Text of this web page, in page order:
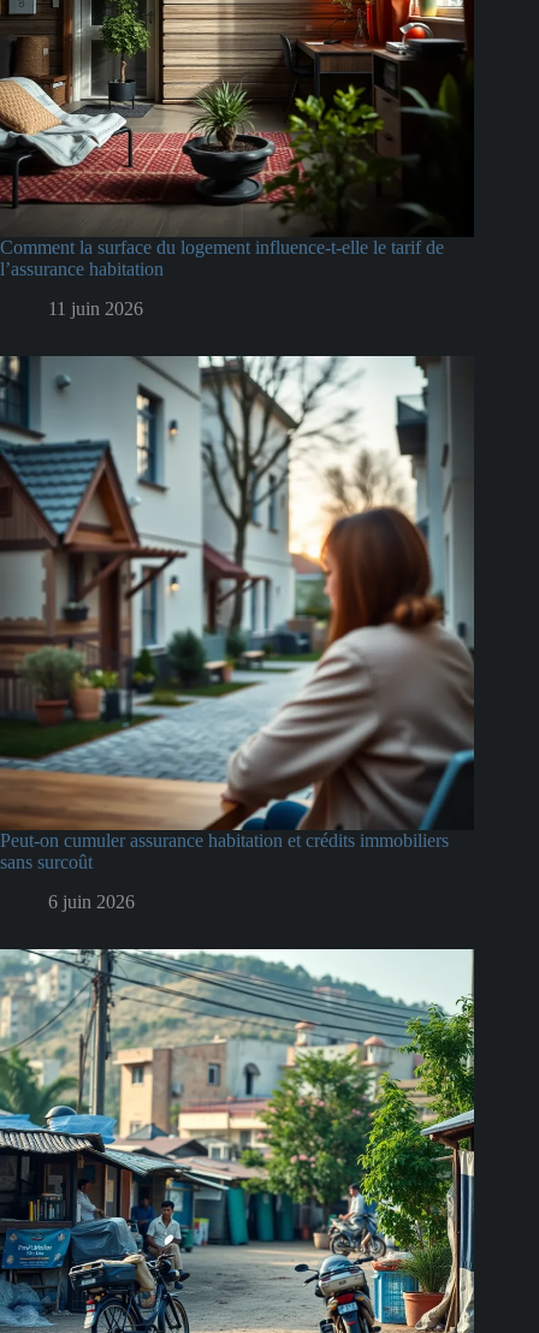
Comment la surface du logement influence-t-elle le tarif de
l’assurance habitation
11 juin 2026
Peut-on cumuler assurance habitation et crédits immobiliers
sans surcoût
6 juin 2026